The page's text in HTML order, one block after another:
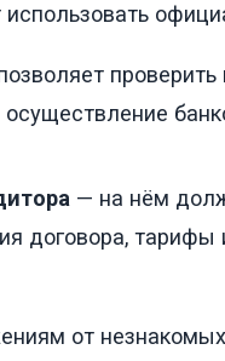
проверить
— на нём
договора, тарифы
от